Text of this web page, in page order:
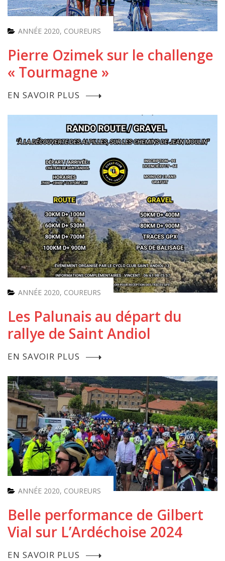
ANNÉE 2020, COUREURS
Pierre Ozimek sur le challenge
« Tourmagne »
EN SAVOIR PLUS
ANNÉE 2020, COUREURS
Les Palunais au départ du
rallye de Saint Andiol
EN SAVOIR PLUS
ANNÉE 2020, COUREURS
Belle performance de Gilbert
Vial sur L’Ardéchoise 2024
EN SAVOIR PLUS